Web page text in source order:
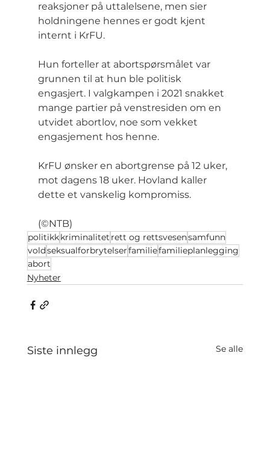
reaksjoner på uttalelsene, men sier
holdningene hennes er godt kjent
internt i KrFU.
Hun forteller at abortspørsmålet var
grunnen til at hun ble politisk
engasjert. I valgkampen i 2021 snakket
mange partier på venstresiden om en
utvidet abortlov, noe som vekket
engasjement hos henne.
KrFU ønsker en abortgrense på 12 uker,
mot dagens 18 uker. Hovland kaller
dette et vanskelig kompromiss.
(©NTB)
politikkkriminalitet rett og rettsvesensamfunn
voldseksualforbrytelserfamiliefamilieplanlegging
abort
Nyheter
Siste innlegg Se alle